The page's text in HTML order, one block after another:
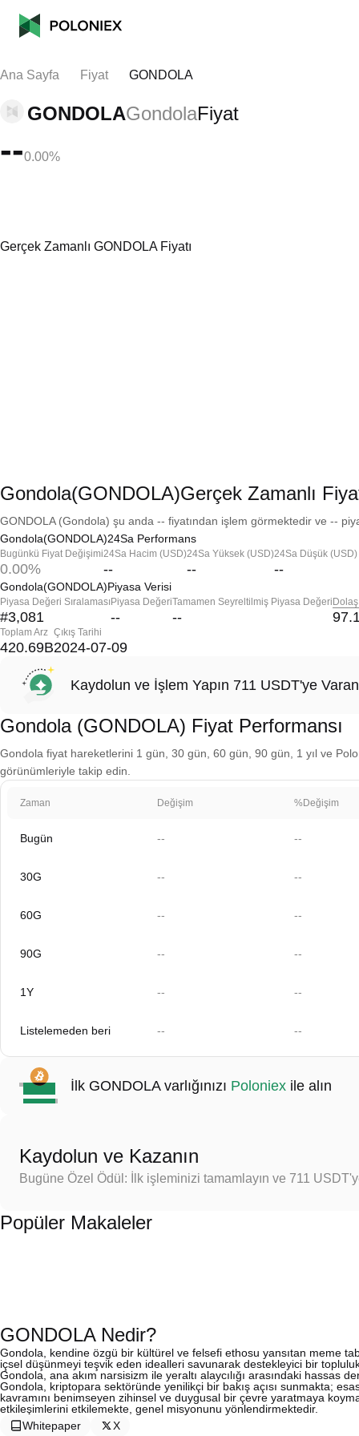
Ana Sayfa Fiyat GONDOLA
GONDOLAGondolaFiyat
--0.00%
Gerçek Zamanlı GONDOLA Fiyatı
Gondola(GONDOLA)Gerçek Zamanlı
GONDOLA (Gondola) şu anda -- fiyatından işlem görmektedir ve --
Gondola(GONDOLA)24Sa Performans
Bugünkü Fiyat Değişimi
0.00%
24Sa Hacim (USD)
--
24Sa Yüksek (USD)
--
24Sa Düşük (USD)
--
Gondola(GONDOLA)Piyasa Verisi
Piyasa Değeri Sıralaması
#3,081
Piyasa Değeri
--
Tamamen Seyreltilmiş Piyasa Değeri
--
Toplam Arz
420.69B
Çıkış Tarihi
2024-07-09
Kaydolun ve İşlem Yapın 711 USDT'ye
Gondola (GONDOLA) Fiyat Performansı
Gondola fiyat hareketlerini 1 gün, 30 gün, 60 gün, 90 gün, 1 yıl ve
görünümleriyle takip edin.
Zaman Değişim %Değişim
Bugün -- --
30G -- --
60G -- --
90G -- --
1Y -- --
Listelemeden beri -- --
İlk GONDOLA varlığınızı Poloniex ile alın
Kaydolun ve Kazanın
Bugüne Özel Ödül: İlk işleminizi tamamlayın ve 711
Popüler Makaleler
GONDOLA Nedir?
Gondola, kendine özgü bir kültürel ve felsefi ethosu yansıtan meme
içsel düşünmeyi teşvik eden idealleri savunarak destekleyici bir
Gondola, ana akım narsisizm ile yeraltı alaycılığı arasındaki hassas
Gondola, kriptopara sektöründe yenilikçi bir bakış açısı sunmakta;
kavramını benimseyen zihinsel ve duygusal bir çevre yaratmaya
etkileşimlerini etkilemekte, genel misyonunu yönlendirmektedir.
Whitepaper
X